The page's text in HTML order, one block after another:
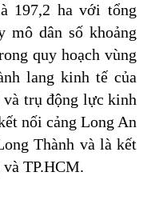
197,2 ha với tổng
mô dân số khoảng
quy hoạch vùng
lang kinh tế của
trụ động lực kinh
nối cảng Long An
Thành và là kết
TP.HCM.